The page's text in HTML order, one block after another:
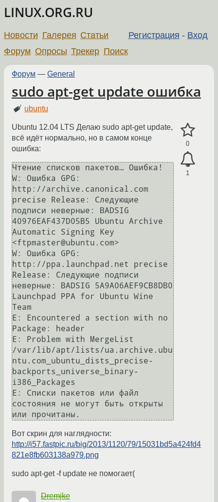
LINUX.ORG.RU
Регистрация - Вход
Новости Галерея Статьи
Форум Опросы Трекер Поиск
Форум — General
sudo apt-get update ошибка
ubuntu
0
1
Ubuntu 12.04 LTS Делаю sudo apt-get update,
всё идёт нормально, но в самом конце
ошибка:
Чтение списков пакетов… Ошибка!
W: Ошибка GPG:
http://archive.canonical.com
precise Release: Следующие
подписи неверные: BADSIG
40976EAF437D05B5 Ubuntu Archive
Automatic Signing Key
<ftpmaster@ubuntu.com>
W: Ошибка GPG:
http://ppa.launchpad.net precise
Release: Следующие подписи
неверные: BADSIG 5A9A06AEF9CB8DB0
Launchpad PPA for Ubuntu Wine
Team
E: Encountered a section with no
Package: header
E: Problem with MergeList
/var/lib/apt/lists/ua.archive.ubu
ntu.com_ubuntu_dists_precise-
backports_universe_binary-
i386_Packages
E: Списки пакетов или файл
состояния не могут быть открыты
Вот скрин для наглядности:
http://i57.fastpic.ru/big/2013/1120/79/15031bd5a424fd4
821e8fb603138a979.png
sudo apt-get -f update не помогает(
Dremjke